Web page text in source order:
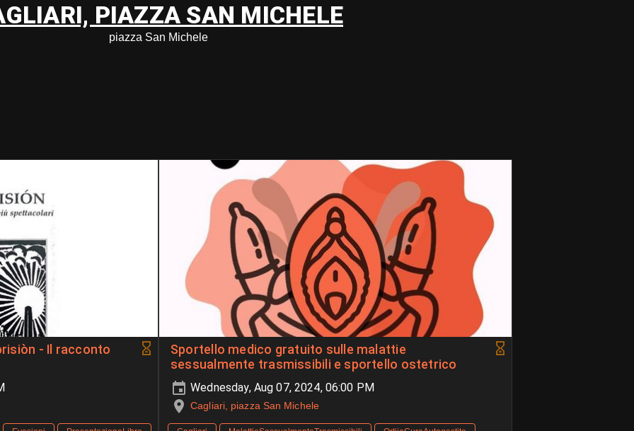
PIAZZA SAN MICHELE
piazza San Michele
- Il racconto
Sportello medico gratuito sulle malattie
sessualmente trasmissibili e sportello ostetrico
Wednesday, Aug 07, 2024, 06:00 PM
Cagliari, piazza San Michele